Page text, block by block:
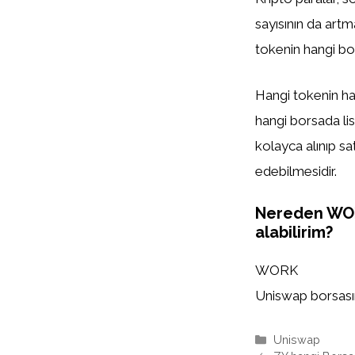
sayısının da
tokenin hangi
Hangi tokenin
hangi borsada
kolayca alınıp
edebilmesidir.
Nereden
alabilirim?
WORK
Uniswap
Kategoriler
Uniswap